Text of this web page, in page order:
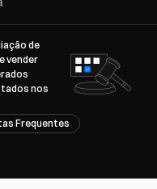
de
vender
nos
Frequentes